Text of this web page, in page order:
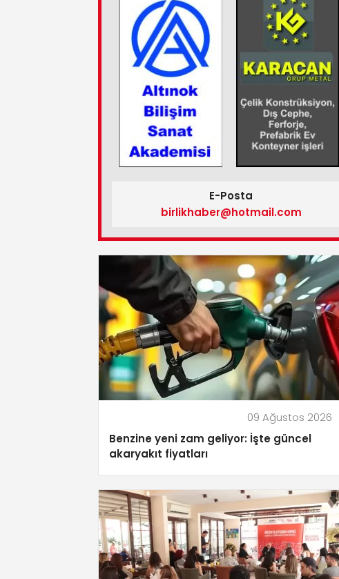
E-Posta
birlikhaber@hotmail.com
09 Ağustos 2026
Benzine yeni zam geliyor: İşte güncel
akaryakıt fiyatları